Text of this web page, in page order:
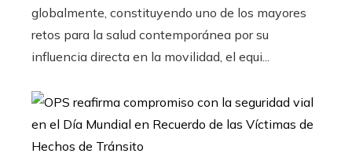
globalmente, constituyendo uno de los mayores
retos para la salud contemporánea por su
influencia directa en la movilidad, el equi...